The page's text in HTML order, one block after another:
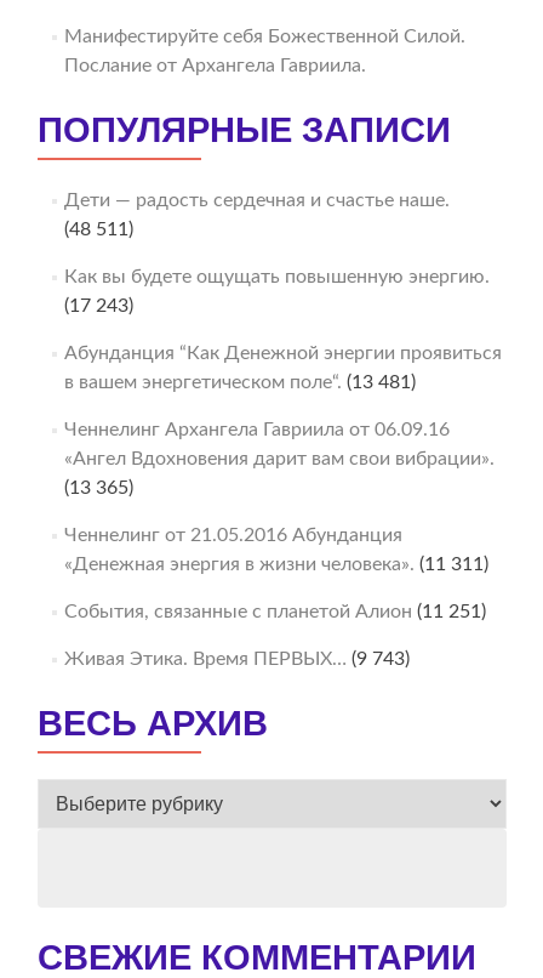
Манифестируйте себя Божественной Силой.
Послание от Архангела Гавриила.
ПОПУЛЯРНЫЕ ЗАПИСИ
Дети — радость сердечная и счастье наше.
(48 511)
Как вы будете ощущать повышенную энергию.
(17 243)
Абунданция “Как Денежной энергии проявиться
в вашем энергетическом поле“. (13 481)
Ченнелинг Архангела Гавриила от 06.09.16
«Ангел Вдохновения дарит вам свои вибрации».
(13 365)
Ченнелинг от 21.05.2016 Абунданция
«Денежная энергия в жизни человека». (11 311)
События, связанные с планетой Алион (11 251)
Живая Этика. Время ПЕРВЫХ… (9 743)
ВЕСЬ АРХИВ
ВЕСЬ
СВЕЖИЕ КОММЕНТАРИИ